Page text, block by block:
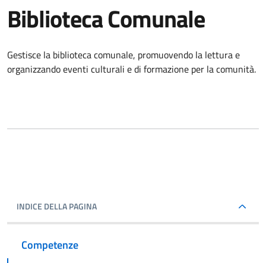
Biblioteca Comunale
Gestisce la biblioteca comunale, promuovendo la lettura e
organizzando eventi culturali e di formazione per la comunità.
INDICE DELLA PAGINA
Competenze